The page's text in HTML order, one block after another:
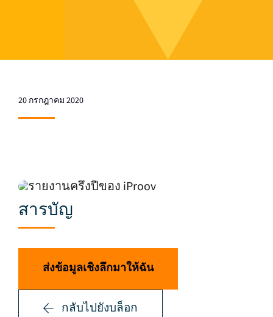
20 กรกฎาคม 2020
สารบัญ
ส่งข้อมูลเชิงลึกมาให้ฉัน
กลับไปยังบล็อก